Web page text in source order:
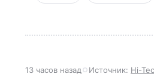
13 часов назад Источник: Hi-